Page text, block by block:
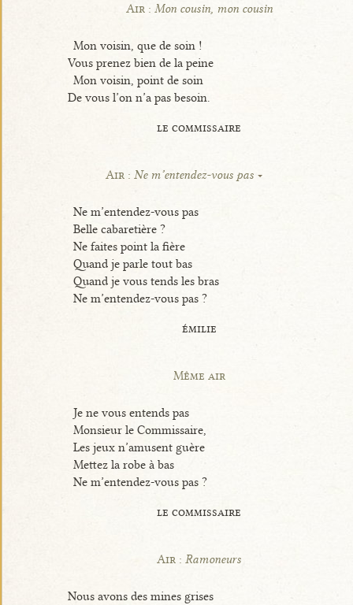
Air : Mon cousin, mon cousin
Mon voisin, que de soin !
Vous prenez bien de la peine
Mon voisin, point de soin
De vous l’on n’a pas besoin.
le commissaire
Air :Ne m’entendez-vous pas
Ne m’entendez-vous pas
Belle cabaretière ?
Ne faites point la fière
Quand je parle tout bas
Quand je vous tends les bras
Ne m’entendez-vous pas ?
émilie
Même air
Je ne vous entends pas
Monsieur le Commissaire,
Les jeux n’amusent guère
Mettez la robe à bas
Ne m’entendez-vous pas ?
le commissaire
Air :Ramoneurs
Nous avons des mines grises